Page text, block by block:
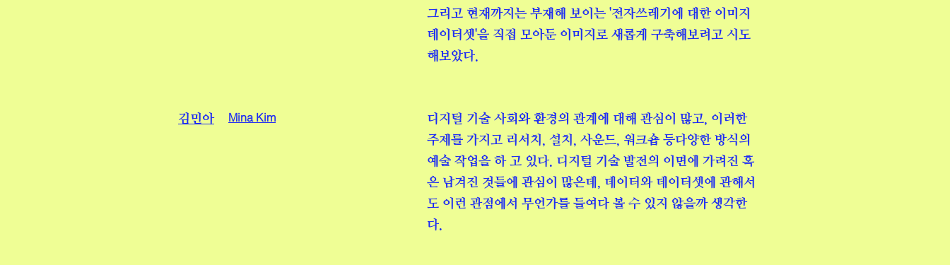
그리고 현재까지는 부재해 보이는 '전자쓰레기에 대한 이미지
데이터셋'을 직접 모아둔 이미지로 새롭게 구축해보려고 시도
해보았다.
​김민아 Mina Kim
디지털 기술 사회와 환경의 관계에 대해 관심이 많고, 이러한
주제를 가지고 리서치, 설치, 사운드, 워크숍 등다양한 방식의
예술 작업을 하 고 있다. 디지털 기술 발전의 이면에 가려진 혹
은 남겨진 것들에 관심이 많은데, 데이터와 데이터셋에 관해서
도 이런 관점에서 무언가를 들여다 볼 수 있지 않을까 생각한
다.